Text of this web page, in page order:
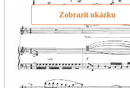
Zobrazit ukázku